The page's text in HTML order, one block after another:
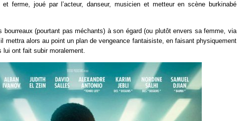
ferme, joué par l’acteur, danseur, musicien et metteur en scène burkinabé
bourreaux (pourtant pas méchants) à son égard (ou plutôt envers sa femme, via
mettra alors au point un plan de vengeance fantaisiste, en faisant physiquement
lui ont fait subir moralement.